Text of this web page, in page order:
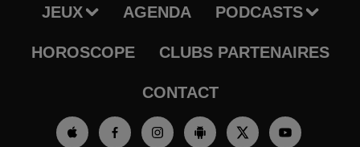
JEUX AGENDA PODCASTS
HOROSCOPE CLUBS PARTENAIRES
CONTACT